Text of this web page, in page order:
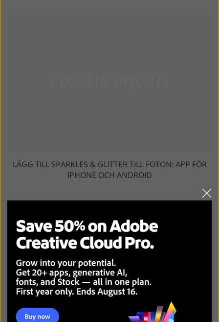
LÄGG TILL SPARKLES & GLITTER TILL FOTON: APP FÖR
IPHONE OCH ANDROID